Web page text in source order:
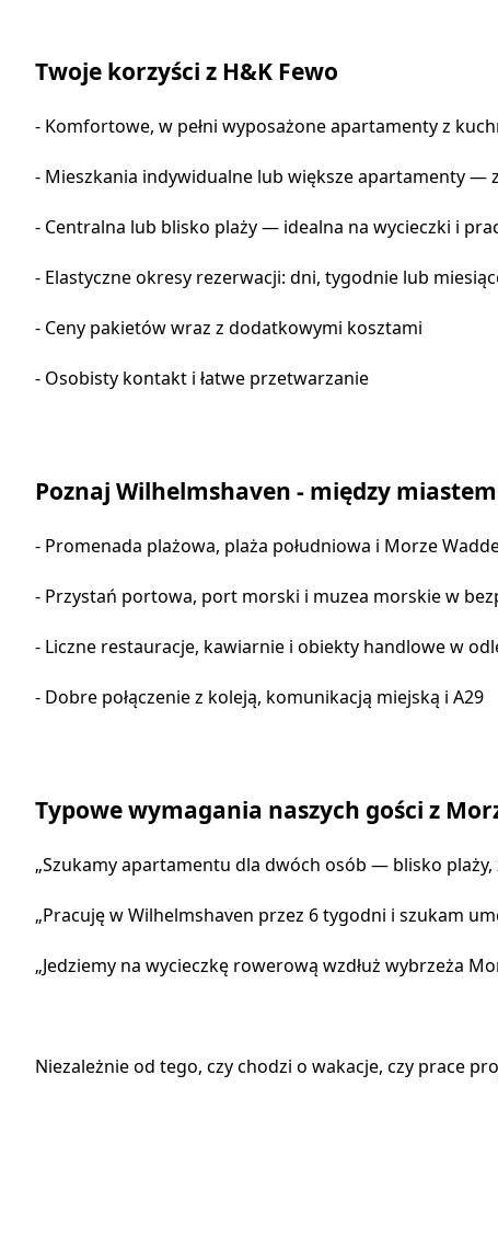
Twoje korzyści z H&K Fewo
- Komfortowe, w pełni wyposażone apartamenty z
- Mieszkania indywidualne lub większe apartamenty —
- Centralna lub blisko plaży — idealna na wycieczki i
- Elastyczne okresy rezerwacji: dni, tygodnie lub
- Ceny pakietów wraz z dodatkowymi kosztami
- Osobisty kontakt i łatwe przetwarzanie
Poznaj Wilhelmshaven - między
- Promenada plażowa, plaża południowa i Morze
- Przystań portowa, port morski i muzea morskie w
- Liczne restauracje, kawiarnie i obiekty handlowe w
- Dobre połączenie z koleją, komunikacją miejską i A29
Typowe wymagania naszych gości z
„Szukamy apartamentu dla dwóch osób — blisko plaży,
„Pracuję w Wilhelmshaven przez 6 tygodni i szukam
„Jedziemy na wycieczkę rowerową wzdłuż wybrzeża
Niezależnie od tego, czy chodzi o wakacje, czy prace